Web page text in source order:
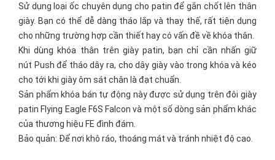
Sử dụng loại ốc chuyên dụng cho patin để gắn chốt lên thân
giày. Bạn có thể dễ dàng tháo lắp và thay thế, rất tiện dụng
cho những trường hợp cần thiết hay có vấn đề về khóa thân.
Khi dùng khóa thân trên giày patin, bạn chỉ cần nhấn giữ
nút Push để tháo dây ra, cho dây giày vào trong khóa và kéo
cho tới khi giày ôm sát chân là đạt chuẩn.
Sản phẩm khóa bán tự động này được sử dụng trên đôi giày
patin Flying Eagle F6S Falcon và một số dòng sản phẩm khác
của thương hiệu FE đình đám.
Bảo quản: Để nơi khô ráo, thoáng mát và tránh nhiệt độ cao.